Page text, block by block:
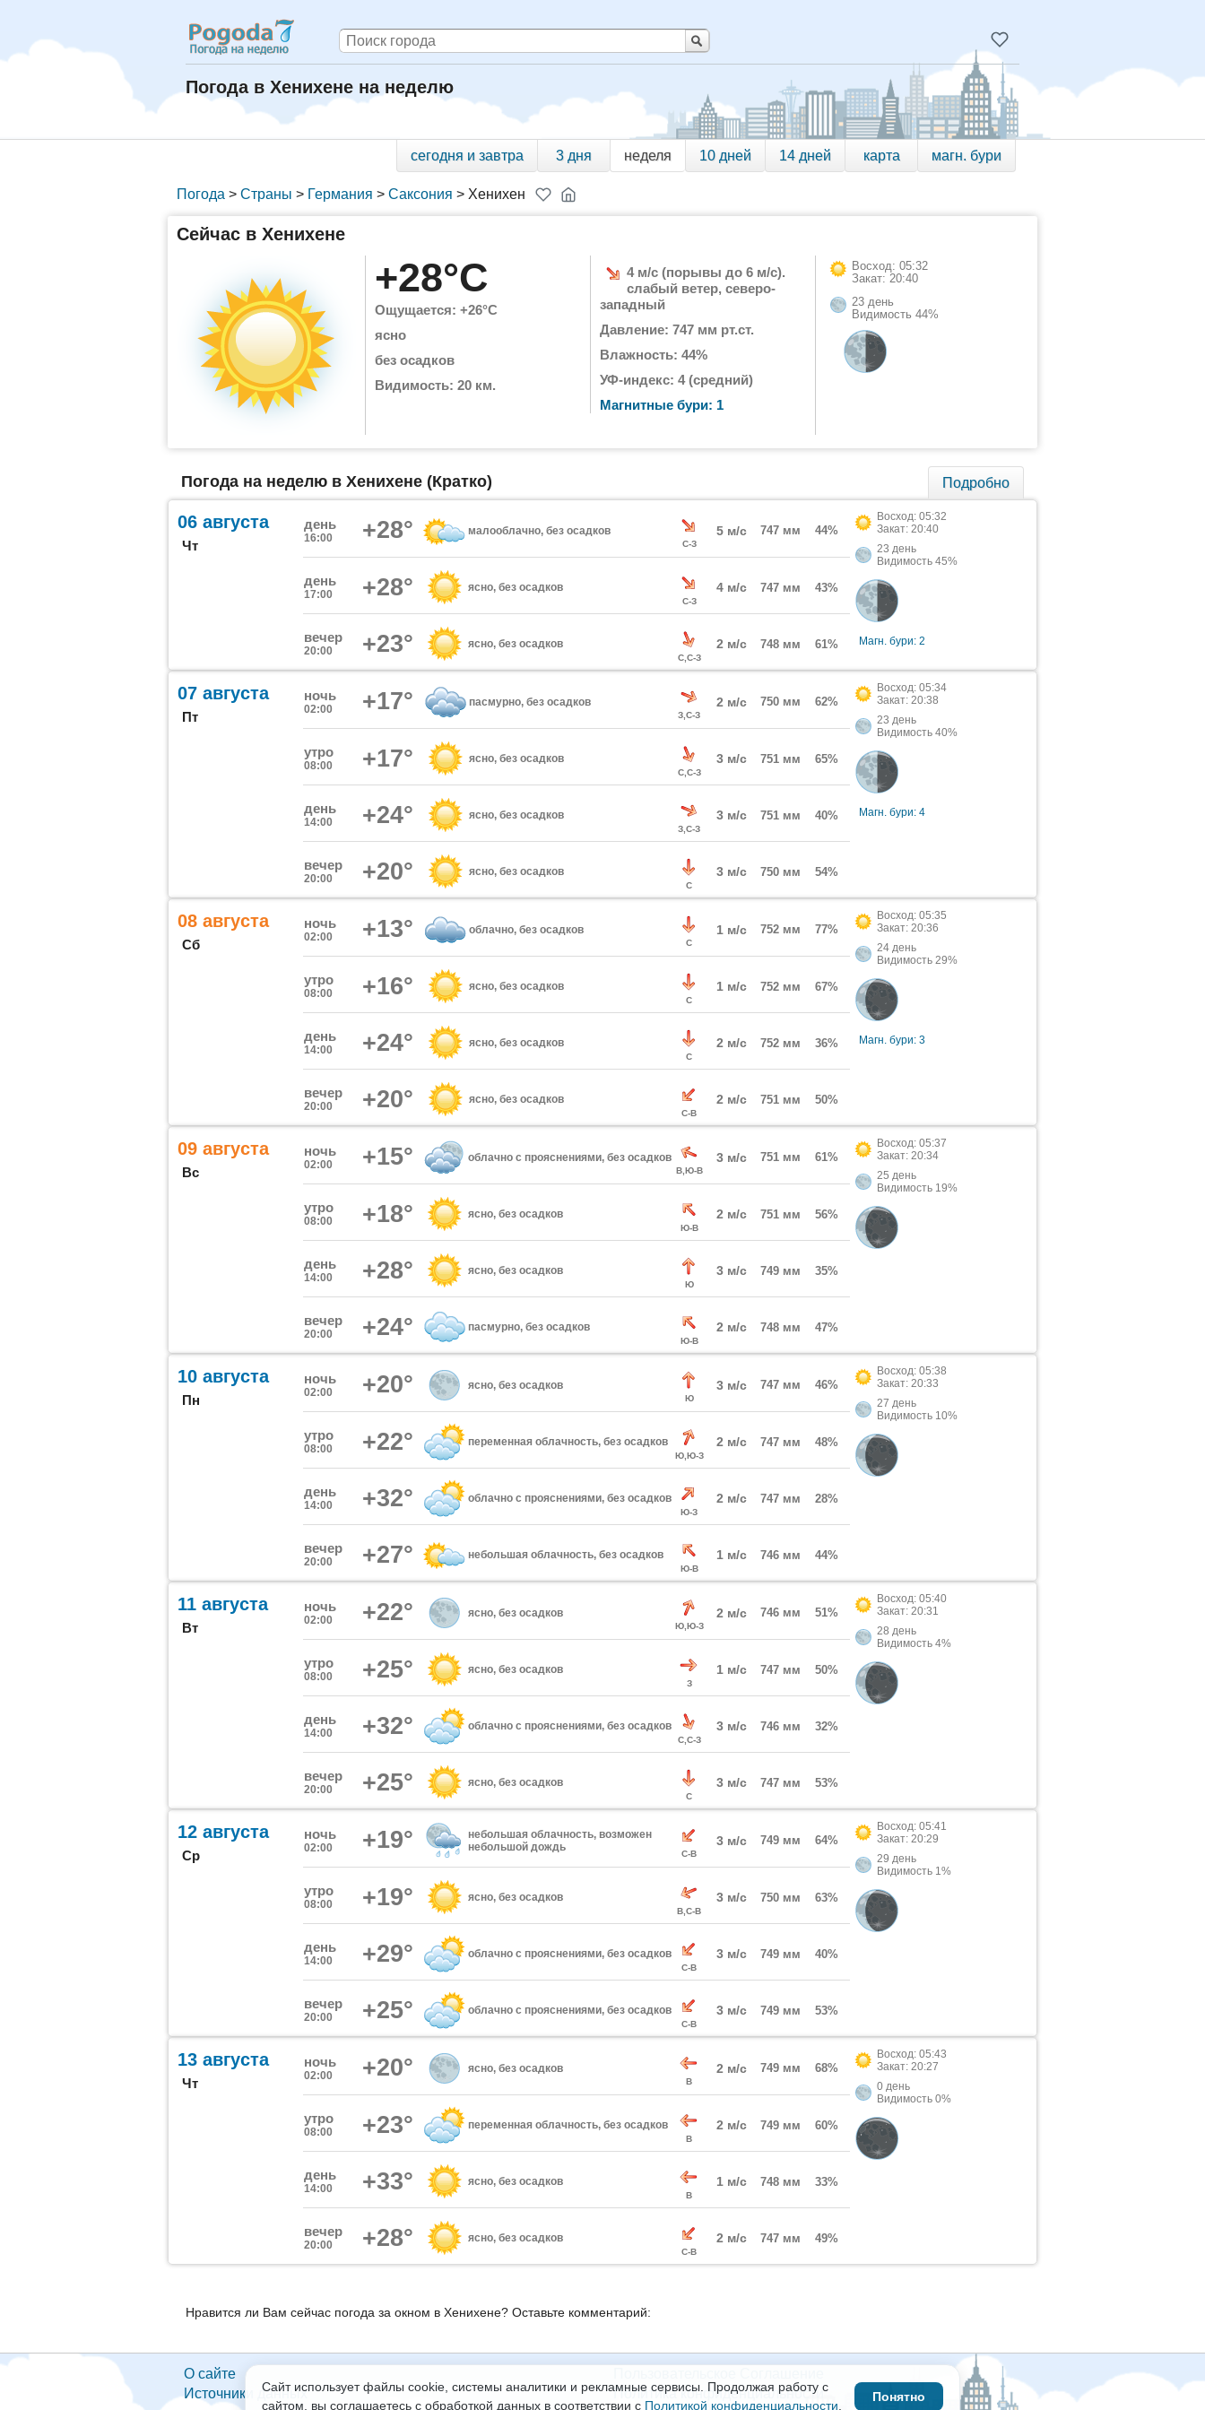
Погода в Хенихене на неделю
сегодня и завтра 3 дня неделя 10 дней 14 дней карта магн. бури
Погода > Страны > Германия > Саксония > Хенихен
Сейчас в Хенихене
+28°C
Ощущается: +26°C
ясно
без осадков
Видимость: 20 км.
4 м/с (порывы до 6 м/с).
слабый ветер, северо-
западный
Давление: 747 мм рт.ст.
Влажность: 44%
УФ-индекс: 4 (средний)
Магнитные бури: 1
Восход: 05:32
Закат: 20:40
23 день
Видимость 44%
Погода на неделю в Хенихене (Кратко) Подробно
06 августа
Чт
день
16:00 +28° малооблачно, без осадков
С-З
5 м/с 747 мм 44%
день
17:00 +28° ясно, без осадков
С-З
4 м/с 747 мм 43%
вечер
20:00 +23° ясно, без осадков
С,С-З
2 м/с 748 мм 61%
Восход: 05:32
Закат: 20:40
23 день
Видимость 45%
Магн. бури: 2
07 августа
Пт
ночь
02:00 +17° пасмурно, без осадков
З,С-З
2 м/с 750 мм 62%
утро
08:00 +17° ясно, без осадков
С,С-З
3 м/с 751 мм 65%
день
14:00 +24° ясно, без осадков
З,С-З
3 м/с 751 мм 40%
вечер
20:00 +20° ясно, без осадков
С
3 м/с 750 мм 54%
Восход: 05:34
Закат: 20:38
23 день
Видимость 40%
Магн. бури: 4
08 августа
Сб
ночь
02:00 +13° облачно, без осадков
С
1 м/с 752 мм 77%
утро
08:00 +16° ясно, без осадков
С
1 м/с 752 мм 67%
день
14:00 +24° ясно, без осадков
С
2 м/с 752 мм 36%
вечер
20:00 +20° ясно, без осадков
С-В
2 м/с 751 мм 50%
Восход: 05:35
Закат: 20:36
24 день
Видимость 29%
Магн. бури: 3
09 августа
Вс
ночь
02:00 +15° облачно с прояснениями, без осадков
В,Ю-В
3 м/с 751 мм 61%
утро
08:00 +18° ясно, без осадков
Ю-В
2 м/с 751 мм 56%
день
14:00 +28° ясно, без осадков
Ю
3 м/с 749 мм 35%
вечер
20:00 +24° пасмурно, без осадков
Ю-В
2 м/с 748 мм 47%
Восход: 05:37
Закат: 20:34
25 день
Видимость 19%
10 августа
Пн
ночь
02:00 +20° ясно, без осадков
Ю
3 м/с 747 мм 46%
утро
08:00 +22° переменная облачность, без осадков
Ю,Ю-З
2 м/с 747 мм 48%
день
14:00 +32° облачно с прояснениями, без осадков
Ю-З
2 м/с 747 мм 28%
вечер
20:00 +27° небольшая облачность, без осадков
Ю-В
1 м/с 746 мм 44%
Восход: 05:38
Закат: 20:33
27 день
Видимость 10%
11 августа
Вт
ночь
02:00 +22° ясно, без осадков
Ю,Ю-З
2 м/с 746 мм 51%
утро
08:00 +25° ясно, без осадков
З
1 м/с 747 мм 50%
день
14:00 +32° облачно с прояснениями, без осадков
С,С-З
3 м/с 746 мм 32%
вечер
20:00 +25° ясно, без осадков
С
3 м/с 747 мм 53%
Восход: 05:40
Закат: 20:31
28 день
Видимость 4%
12 августа
Ср
ночь
02:00 +19°
небольшая облачность, возможен
небольшой дождь
С-В
3 м/с 749 мм 64%
утро
08:00 +19° ясно, без осадков
В,С-В
3 м/с 750 мм 63%
день
14:00 +29° облачно с прояснениями, без осадков
С-В
3 м/с 749 мм 40%
вечер
20:00 +25° облачно с прояснениями, без осадков
С-В
3 м/с 749 мм 53%
Восход: 05:41
Закат: 20:29
29 день
Видимость 1%
13 августа
Чт
ночь
02:00 +20° ясно, без осадков
В
2 м/с 749 мм 68%
утро
08:00 +23° переменная облачность, без осадков
В
2 м/с 749 мм 60%
день
14:00 +33° ясно, без осадков
В
1 м/с 748 мм 33%
вечер
20:00 +28° ясно, без осадков
С-В
2 м/с 747 мм 49%
Восход: 05:43
Закат: 20:27
0 день
Видимость 0%
Нравится ли Вам сейчас погода за окном в Хенихене? Оставьте комментарий:
О сайте
Источники данных
Политика конфиденциальности
Сайт использует файлы cookie, системы аналитики и рекламные сервисы. Продолжая работу с
сайтом, вы соглашаетесь с обработкой данных в соответствии с Политикой конфиденциальности
Понятно